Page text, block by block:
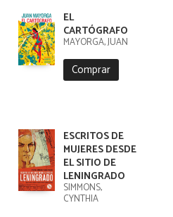
EL
CARTÓGRAFO
MAYORGA, JUAN
Comprar
ESCRITOS DE
MUJERES DESDE
EL SITIO DE
LENINGRADO
SIMMONS,
CYNTHIA